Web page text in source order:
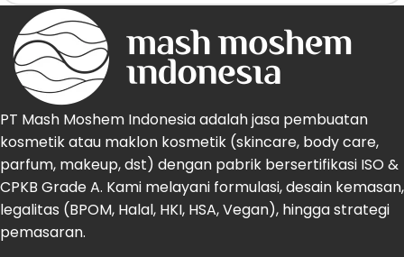
PT Mash Moshem Indonesia adalah jasa pembuatan
kosmetik atau maklon kosmetik (skincare, body care,
parfum, makeup, dst) dengan pabrik bersertifikasi ISO &
CPKB Grade A. Kami melayani formulasi, desain kemasan,
legalitas (BPOM, Halal, HKI, HSA, Vegan), hingga strategi
pemasaran.